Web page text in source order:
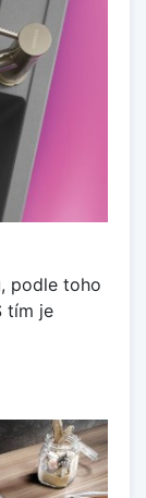
podle toho
tím je